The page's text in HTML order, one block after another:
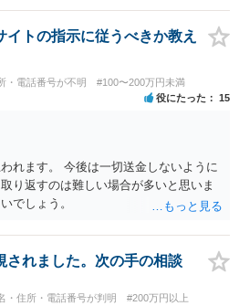
す。
イトの指示に従うべきか教え
・電話番号が不明 #100〜200万円未満
役にたった 15
れます。 今後は一切送金しないように
り返すのは難しい場合が多いと思いま
でしょう。
されました。次の手の相談
・住所・電話番号が判明
#200万円以上